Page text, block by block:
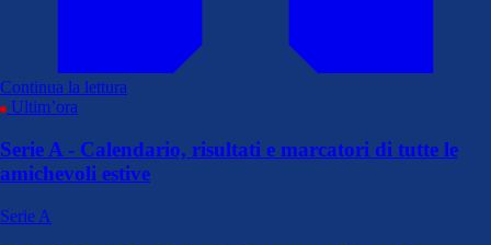
Continua la lettura
Ultim’ora
Serie A - Calendario, risultati e marcatori di tutte le
amichevoli estive
Serie A